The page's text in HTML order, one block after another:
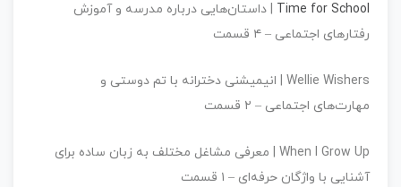
Time for School | داستان‌هایی درباره مدرسه و آموزش
رفتارهای اجتماعی –۴ قسمت
Wellie Wishers| انیمیشنی دخترانه با تم دوستی و
مهارت‌های اجتماعی –۲ قسمت
When I Grow Up | معرفی مشاغل مختلف به زبان ساده برای
آشنایی با واژگان حرفه‌ای –۱ قسمت